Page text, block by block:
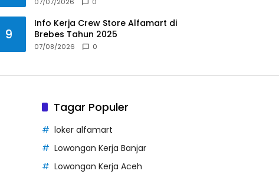
9
Info Kerja Crew Store Alfamart di
Brebes Tahun 2025
07/08/2026 0
Tagar Populer
loker alfamart
Lowongan Kerja Banjar
Lowongan Kerja Aceh